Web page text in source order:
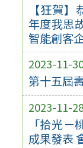
【狂賀
年度我思
智能創客
2023-11-
第十五屆
2023-11-
「拾光
成果發表